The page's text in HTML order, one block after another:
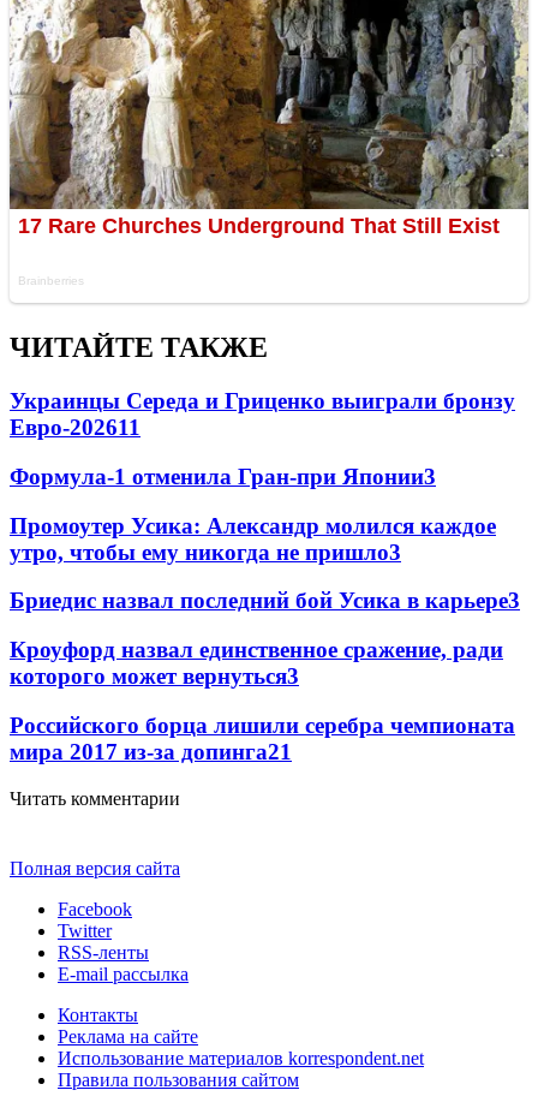
ЧИТАЙТЕ ТАКЖЕ
Украинцы Середа и Гриценко выиграли бронзу
Евро-202611
Формула-1 отменила Гран-при Японии3
Промоутер Усика: Александр молился каждое
утро, чтобы ему никогда не пришло3
Бриедис назвал последний бой Усика в карьере3
Кроуфорд назвал единственное сражение, ради
которого может вернуться3
Российского борца лишили серебра чемпионата
мира 2017 из-за допинга21
Читать комментарии
Полная версия сайта
Facebook
Twitter
RSS-ленты
E-mail рассылка
Контакты
Реклама на сайте
Использование материалов korrespondent.net
Правила пользования сайтом